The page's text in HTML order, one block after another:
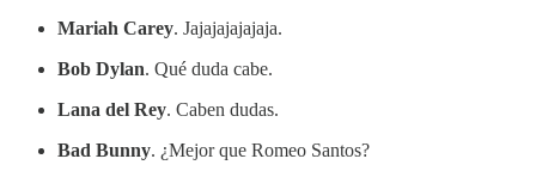
Mariah Carey. Jajajajajajaja.
Bob Dylan. Qué duda cabe.
Lana del Rey. Caben dudas.
Bad Bunny. ¿Mejor que Romeo Santos?